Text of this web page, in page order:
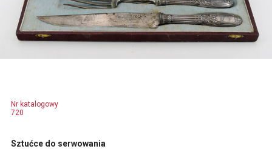
Nr katalogowy
720
Sztućce do serwowania